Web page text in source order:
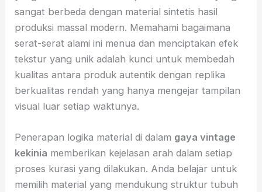
sangat berbeda dengan material sintetis hasil
produksi massal modern. Memahami bagaimana
serat-serat alami ini menua dan menciptakan efek
tekstur yang unik adalah kunci untuk membedah
kualitas antara produk autentik dengan replika
berkualitas rendah yang hanya mengejar tampilan
visual luar setiap waktunya.
Penerapan logika material di dalam gaya vintage
kekinia memberikan kejelasan arah dalam setiap
proses kurasi yang dilakukan. Anda belajar untuk
memilih material yang mendukung struktur tubuh